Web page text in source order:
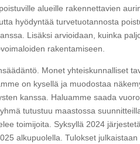
alueille rakennettavien
hyödyntää turvetuotannosta
Lisäksi arvioidaan, kuinka
rakentamiseen.
Monet yhteiskunnalliset
on kysellä ja muodostaa
kanssa. Haluamme saada
tutustuu maastossa
toimijoita. Syksyllä 2024
alkupuolella. Tulokset julkaistaan